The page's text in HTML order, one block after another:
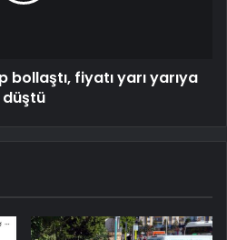
fiyatı yarı yarıya
düştü